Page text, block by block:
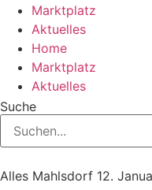
Marktplatz
Aktuelles
Home
Marktplatz
Aktuelles
Suche
Alles Mahlsdorf 12.